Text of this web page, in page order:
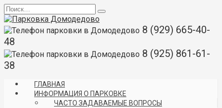
Перейти
к
содержанию
Search
for:
8 (929) 665-40-
48
8 (925) 861-61-
38
ГЛАВНАЯ
ИНФОРМАЦИЯ О ПАРКОВКЕ
ЧАСТО ЗАДАВАЕМЫЕ ВОПРОСЫ